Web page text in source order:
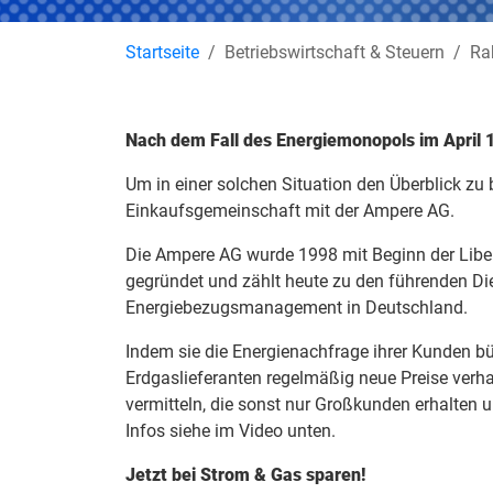
Startseite Betriebswirtschaft & Steuern
Nach dem Fall des Energiemonopols im
Um in einer solchen Situation den Überblick
Einkaufsgemeinschaft mit der Ampere AG.
Die Ampere AG wurde 1998 mit Beginn der
gegründet und zählt heute zu den führenden
Energiebezugsmanagement in Deutschland.
Indem sie die Energienachfrage ihrer Kunden
Erdgaslieferanten regelmäßig neue Preise
vermitteln, die sonst nur Großkunden erhalten
Infos siehe im Video unten.
Jetzt bei Strom & Gas sparen!